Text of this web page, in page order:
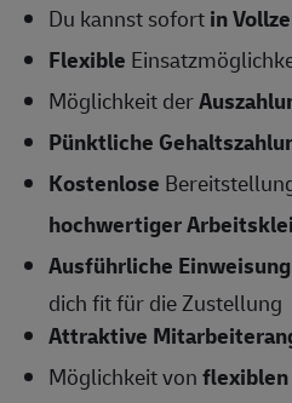
Du kannst sofortin
Flexible
Möglichkeit der
Pünktliche
Kostenlose
hochwertiger
Ausführliche
dich fit für die Zustellung
Attraktive
Möglichkeit von